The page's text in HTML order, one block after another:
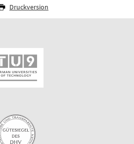
Druckversion